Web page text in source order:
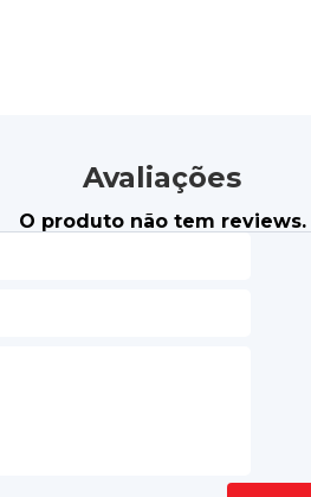
Avaliações
O produto não tem reviews.